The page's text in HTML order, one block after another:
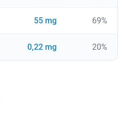
55 mg 69%
0,22 mg 20%